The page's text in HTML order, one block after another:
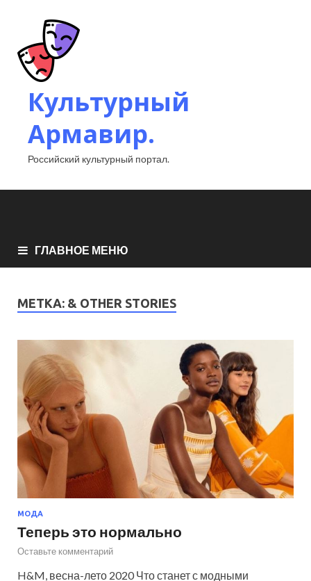
Культурный
Армавир.
Российский культурный портал.
ГЛАВНОЕ МЕНЮ
МЕТКА: & OTHER STORIES
МОДА
Теперь это нормально
Оставьте комментарий
H&M, весна-лето 2020 Что станет с модными